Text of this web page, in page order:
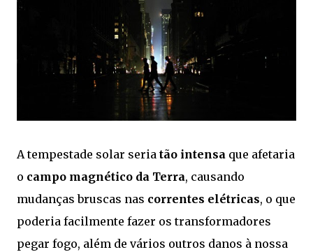
A tempestade solar seria tão intensa que afetaria
o campo magnético da Terra, causando
mudanças bruscas nas correntes elétricas, o que
poderia facilmente fazer os transformadores
pegar fogo, além de vários outros danos à nossa